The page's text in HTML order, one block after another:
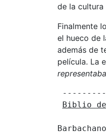
de la cultura
Finalmente
el hueco de
además de
película. La
Biblio